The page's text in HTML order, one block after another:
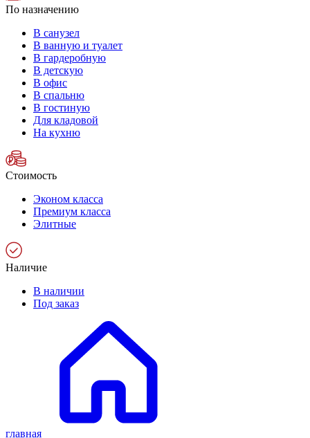
По назначению
В санузел
В ванную и туалет
В гардеробную
В детскую
В офис
В спальню
В гостиную
Для кладовой
На кухню
Стоимость
Эконом класса
Премиум класса
Элитные
Наличие
В наличии
Под заказ
главная